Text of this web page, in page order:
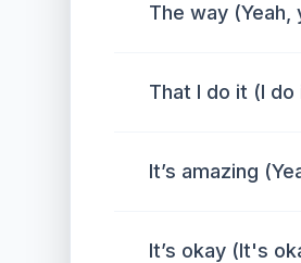
The way (Yeah,
That I do it (I do
It’s amazing
It’s okay (It's